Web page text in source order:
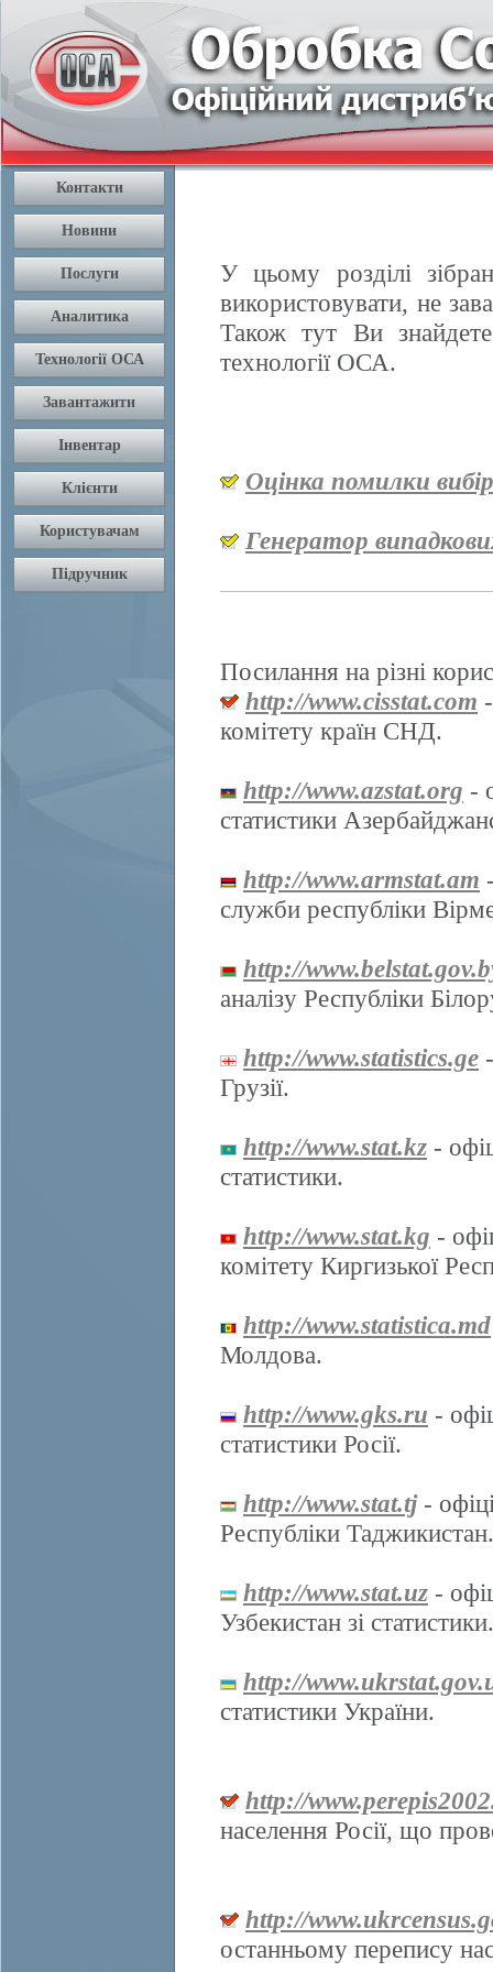
У цьому розділі
використовувати, не
Також тут Ви
технології ОСА.
Оцінка помилки
Генератор
Посилання на різні
http://www.cisstat.com
комітету країн СНД.
http://www.azstat.org -
статистики
http://www.armstat.am
служби республіки
http://
аналізу Республіки
http://www.statistics.ge
Грузії.
http://www.stat.kz -
статистики.
http://www.stat.kg -
комітету Киргизької
http://www.statistica.md
Молдова.
http://www.gks.ru -
статистики Росії.
http://www.stat.tj-
Республіки Таджикистан.
http://www.stat.uz -
Узбекистан зі статистики.
http://
статистики України.
http://
населення Росії, що
http://
останньому перепису